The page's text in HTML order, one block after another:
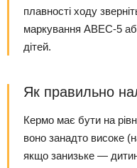
плавності ходу
маркування ABEC-5
дітей.
Як правильно
Кермо має бути на
воно занадто високе
якщо занизьке —